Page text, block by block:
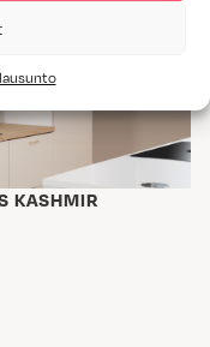
KASHMIR